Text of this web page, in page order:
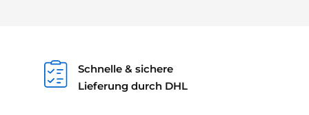
Schnelle & sichere
Lieferung durch DHL